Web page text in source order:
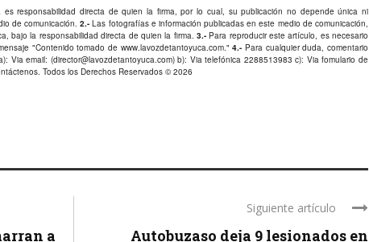
es responsabilidad directa de quien la firma, por lo cual, su publicación no depende única ni
de comunicación. 2.-
Las fotografías e información publicadas en este medio de comunicación,
bajo la responsabilidad directa de quien la firma. 3.- Para reproducir este artículo, es necesario
"Contenido tomado de
www.lavozdetantoyuca.com ." 4.-
Para cualquier duda, comentario
Via email: (director@lavozdetantoyuca.com ) b): Via telefónica 2288513983 c): Via fomulario de
. Todos los Derechos Reservados © 2026
a
Siguiente artículo
Autobuzaso deja 9 lesionados en